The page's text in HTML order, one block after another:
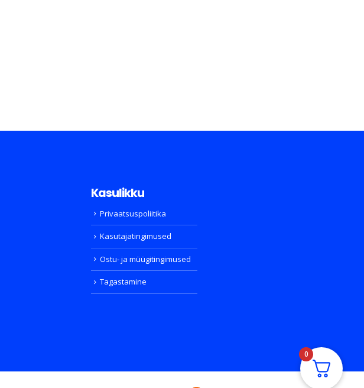
Kasulikku
Privaatsuspoliitika
Kasutajatingimused
Ostu- ja müügitingimused
Tagastamine
0